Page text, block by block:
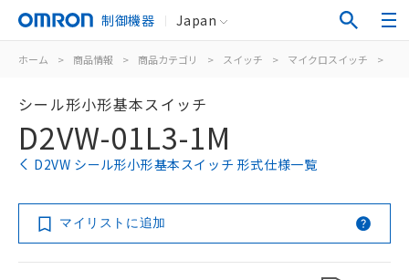
制御機器 Japan
ホーム > 商品情報 > 商品カテゴリ > スイッチ > マイクロスイッチ >
シール形小形基本スイッチ
D2VW-01L3-1M
D2VW シール形小形基本スイッチ 形式仕様一覧
マイリストに追加